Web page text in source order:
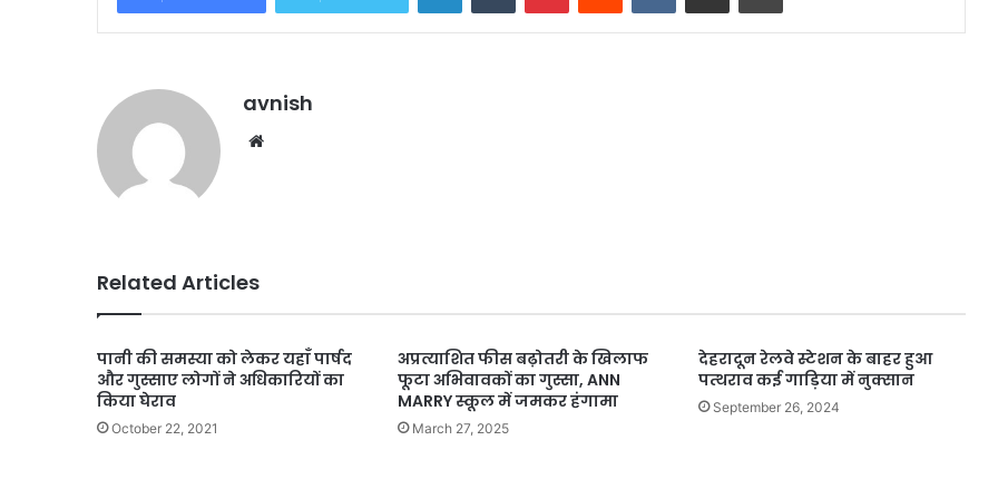
avnish
Related Articles
पानी की समस्या को लेकर यहाँ पार्षद
और गुस्साए लोगों ने अधिकारियों का
किया घेराव
October 22, 2021
अप्रत्याशित फीस बढ़ोतरी के खिलाफ
फूटा अभिवावकों का गुस्सा, ANN
MARRY स्कूल में जमकर हंगामा
March 27, 2025
देहरादून रेलवे स्टेशन के बाहर हुआ
पत्थराव कई गाड़िया में नुक्सान
September 26, 2024